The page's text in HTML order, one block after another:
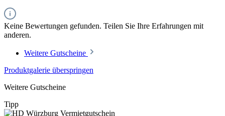
Keine Bewertungen gefunden. Teilen Sie Ihre Erfahrungen mit
anderen.
Weitere Gutscheine
Produktgalerie überspringen
Weitere Gutscheine
Tipp